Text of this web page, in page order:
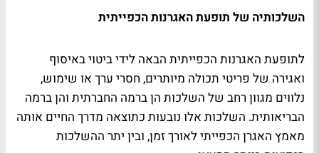
השלכותיה של תופעת האגרנות הכפייתית
לתופעת האגרנות הכפייתית הבאה לידי ביטוי באיסוף
ואגירה של פריטי תכולה מיותרים, חסרי ערך או שימוש,
נלווים מגוון רחב של השלכות הן ברמה החברתית והן ברמה
הבריאותית. השלכות אלו נובעות כתוצאה מדרך החיים אותה
מאמץ האגרן הכפייתי לאורך זמן, ובין יתר ההשלכות